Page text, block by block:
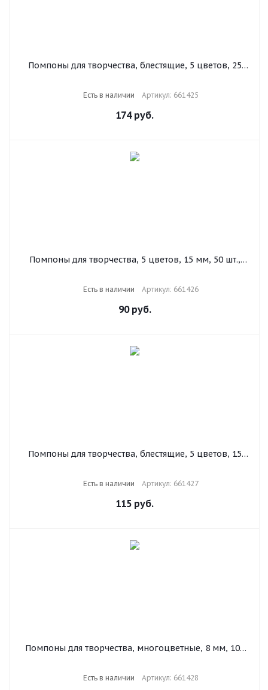
Помпоны для творчества, блестящие, 5 цветов, 25
Есть в наличии Артикул: 661425
174руб.
Помпоны для творчества, 5 цветов, 15 мм, 50 шт.,
Есть в наличии Артикул: 661426
90руб.
Помпоны для творчества, блестящие, 5 цветов, 15
Есть в наличии Артикул: 661427
115 руб.
Помпоны для творчества, многоцветные, 8 мм, 100
Есть в наличии Артикул: 661428